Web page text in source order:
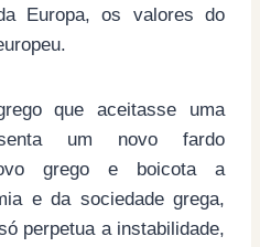
Europa, os valores do
que aceitasse uma
um novo fardo
grego e boicota a
e da sociedade grega,
perpetua a instabilidade,